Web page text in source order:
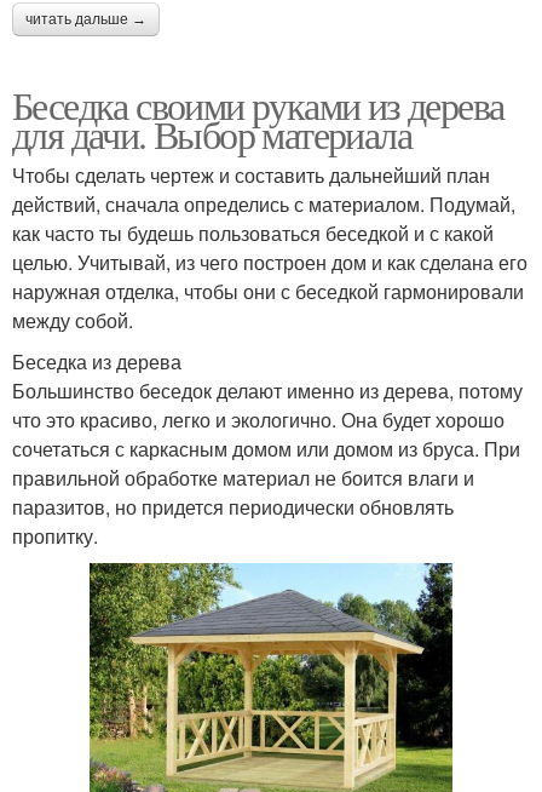
читать дальше →
Беседка своими руками из дерева
для дачи. Выбор материала
Чтобы сделать чертеж и составить дальнейший план
действий, сначала определись с материалом. Подумай,
как часто ты будешь пользоваться беседкой и с какой
целью. Учитывай, из чего построен дом и как сделана его
наружная отделка, чтобы они с беседкой гармонировали
между собой.
Беседка из дерева
Большинство беседок делают именно из дерева, потому
что это красиво, легко и экологично. Она будет хорошо
сочетаться с каркасным домом или домом из бруса. При
правильной обработке материал не боится влаги и
паразитов, но придется периодически обновлять
пропитку.